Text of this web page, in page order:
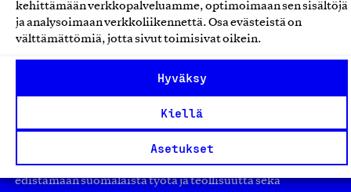
kehittämään verkkopalveluamme, optimoimaan sen sisältöjä
ja analysoimaan verkkoliikennettä. Osa evästeistä on
välttämättömiä, jotta sivut toimisivat oikein.
Hyväksy
Kiellä
Asetukset
Olemme jäsentemme omistama puolueeton,
Jäseninämme on koko suomalaisen yhteiskunnan kirjo
edistämään suomalaista työtä ja teollisuutta sekä